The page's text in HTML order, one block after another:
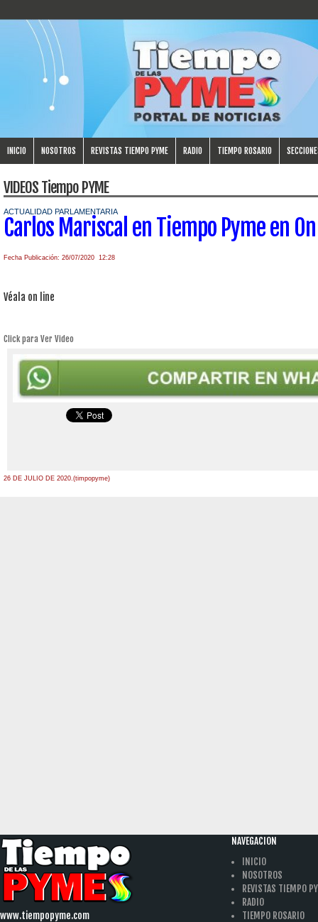
INICIO NOSOTROS REVISTAS TIEMPO PYME RADIO TIEMPO ROSARIO
VIDEOS Tiempo PYME
ACTUALIDAD PARLAMENTARIA
Carlos Mariscal en Tiempo Pyme en On
Fecha Publicación: 26/07/2020 12:28
Véala on line
Click para Ver Video
26 DE JULIO DE 2020.(timpopyme)
www.tiempopyme.com
NAVEGACION
INICIO
NOSOTROS
REVISTAS TIEMPO
RADIO
TIEMPO ROSARIO